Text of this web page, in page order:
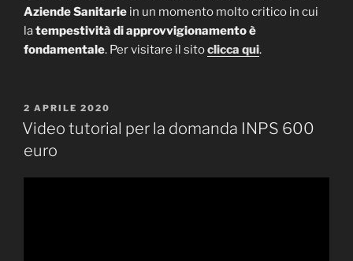
Aziende Sanitarie in un momento molto critico in cui
latempestività di approvvigionamento è
fondamentale. Per visitare il sitoclicca qui.
PUBBLICATO
IL
2 APRILE 2020
Video tutorial per la domanda INPS 600
euro